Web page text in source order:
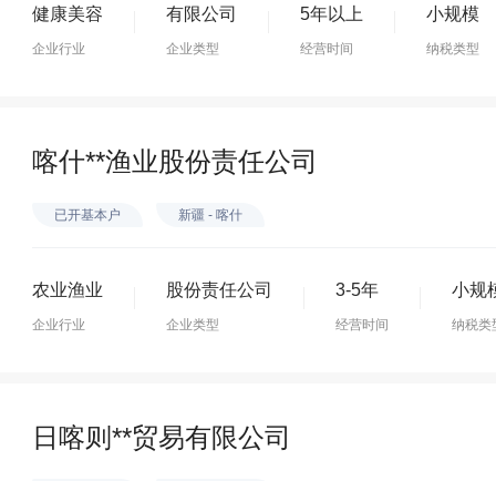
健康美容
企业行业
有限公司
企业类型
5年以上
经营时间
小规模
纳税类型
喀什**渔业股份责任公司
已开基本户 新疆 - 喀什
农业渔业
企业行业
股份责任公司
企业类型
3-5年
经营时间
小规
纳税类
日喀则**贸易有限公司